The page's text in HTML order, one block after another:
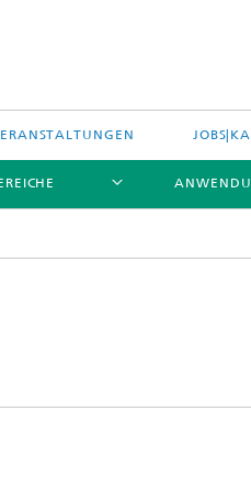
Leistungen und Produkte